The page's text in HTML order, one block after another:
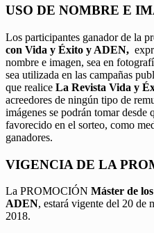
USO DE NOMBRE E
Los participantes ganador de la
con Vida y Éxito y ADEN,
nombre e imagen, sea en
sea utilizada en las campañas
que realice La Revista Vida y
acreedores de ningún tipo de
imágenes se podrán tomar desde
favorecido en el sorteo, como
ganadores.
VIGENCIA DE LA
La PROMOCIÓN Máster de
ADEN, estará vigente del 20 de
2018.